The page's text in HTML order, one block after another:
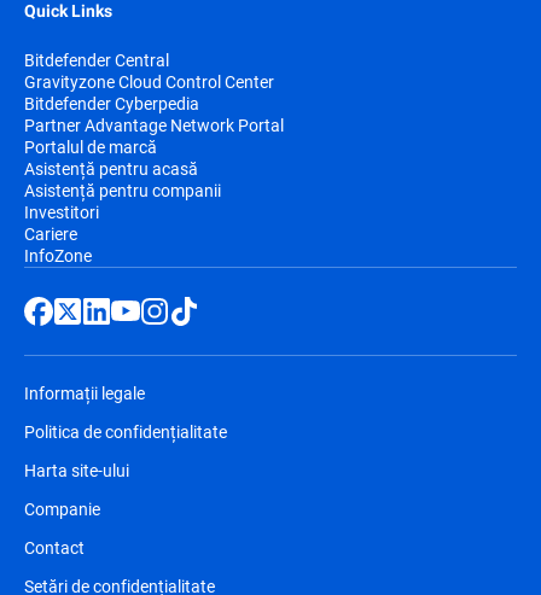
Quick Links
Bitdefender Central
Gravityzone Cloud Control Center
Bitdefender Cyberpedia
Partner Advantage Network Portal
Portalul de marcă
Asistență pentru acasă
Asistență pentru companii
Investitori
Cariere
InfoZone
Informații legale
Politica de confidențialitate
Harta site-ului
Companie
Contact
Setări de confidențialitate